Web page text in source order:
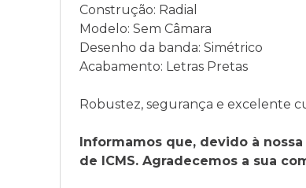
Construção: Radial
Modelo: Sem Câmara
Desenho da banda: Simétrico
Acabamento: Letras Pretas
Robustez, segurança e excelente
Informamos que, devido à
de ICMS. Agradecemos a sua